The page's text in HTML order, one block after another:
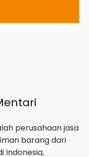
perusahaan jasa
barang dari
Indonesia,